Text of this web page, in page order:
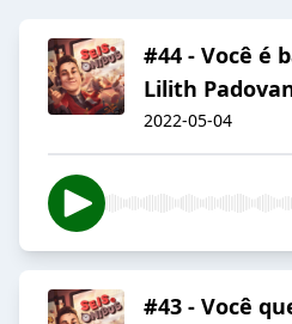
#44 - Você é
Lilith
2022-05-04
#43 - Você